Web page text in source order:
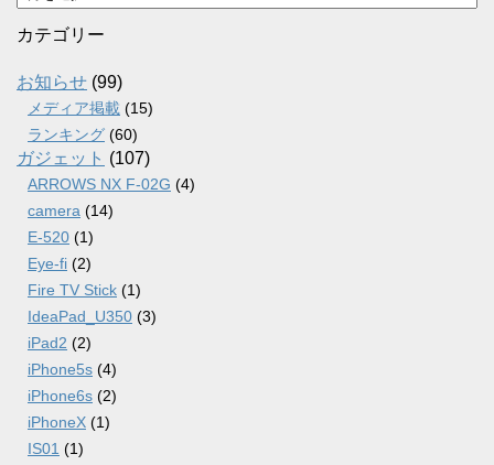
ー
カ
ブ
カテゴリー
お知らせ (99)
メディア掲載 (15)
ランキング (60)
ガジェット (107)
ARROWS NX F-02G (4)
camera (14)
E-520 (1)
Eye-fi (2)
Fire TV Stick (1)
IdeaPad_U350 (3)
iPad2 (2)
iPhone5s (4)
iPhone6s (2)
iPhoneX (1)
IS01 (1)